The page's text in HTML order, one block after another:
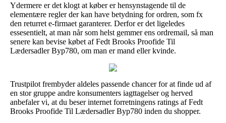
Ydermere er det klogt at køber er hensynstagende til de
elementære regler der kan have betydning for ordren, som fx
den returret e-firmaet garanterer. Derfor er det ligeledes
essesentielt, at man når som helst gemmer ens ordremail, så man
senere kan bevise købet af Fedt Brooks Proofide Til
Lædersadler Byp780, om man er mand eller kvinde.
Trustpilot frembyder aldeles passende chancer for at finde ud af
en stor gruppe andre konsumenters iagttagelser og herved
anbefaler vi, at du beser internet forretningens ratings af Fedt
Brooks Proofide Til Lædersadler Byp780 inden du shopper.